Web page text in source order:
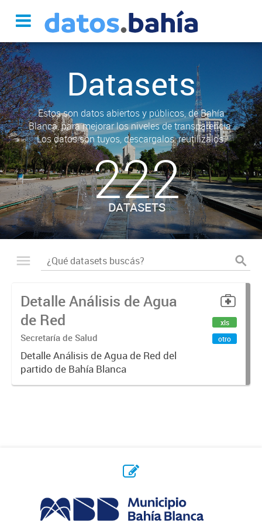
Datasets
Estos son datos abiertos y públicos, de Bahía
Blanca, para mejorar los niveles de transparencia.
Los datos son tuyos, descargalos, reutilizalos.
222
DATASETS
Detalle Análisis de Agua
de Red
Secretaría de Salud
Detalle Análisis de Agua de Red del
partido de Bahía Blanca
xls
otro